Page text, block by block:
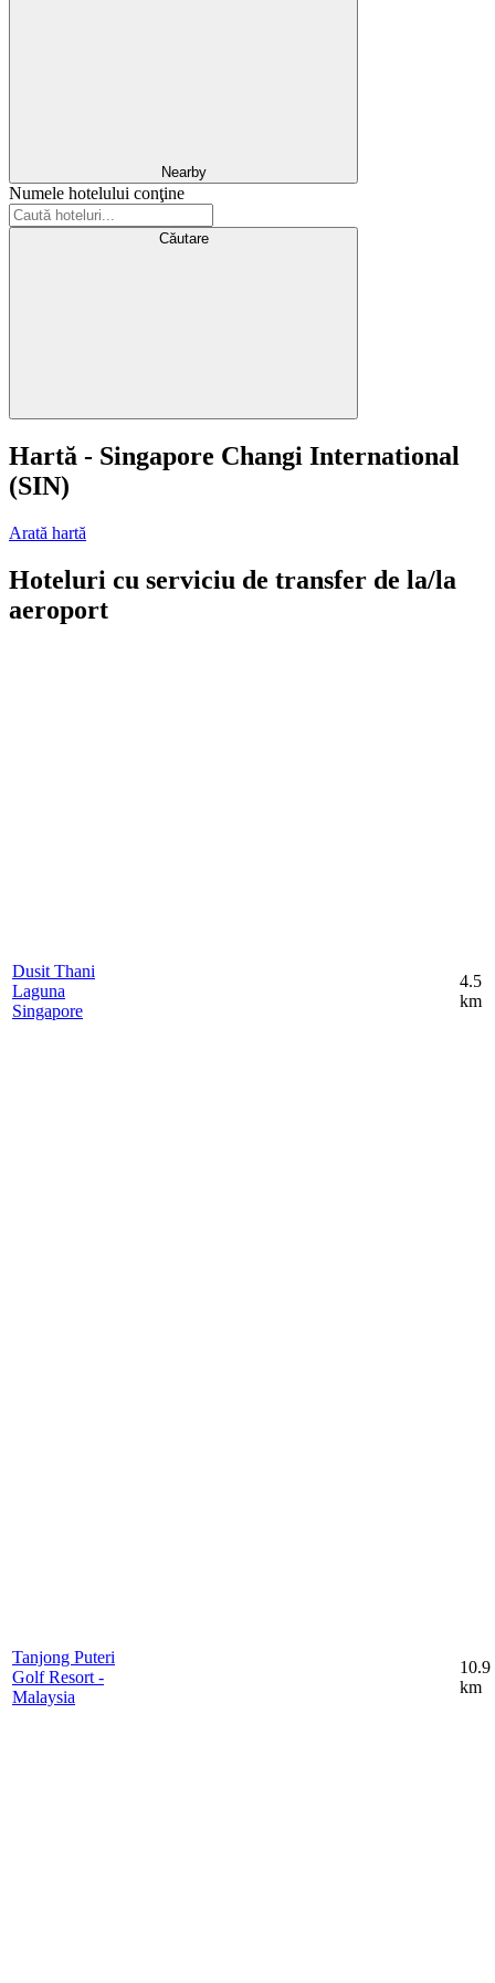
Nearby
Numele hotelului conţine
Căutare
Hartă - Singapore Changi International
(SIN)
Arată hartă
Hoteluri cu serviciu de transfer de la/la
aeroport
Dusit Thani
Laguna
Singapore
4.5
km
Tanjong Puteri
Golf Resort -
Malaysia
10.9
km